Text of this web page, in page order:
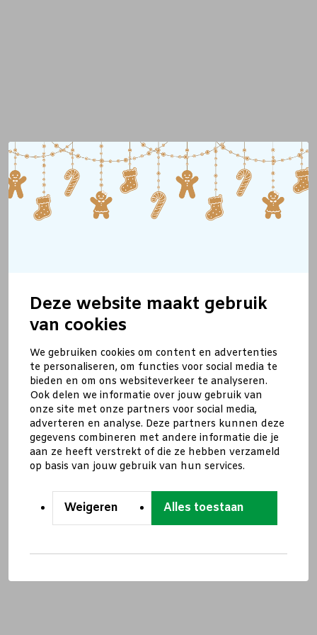
Deze website maakt gebruik
van cookies
We gebruiken cookies om content en advertenties
te personaliseren, om functies voor social media te
bieden en om ons websiteverkeer te analyseren.
Ook delen we informatie over jouw gebruik van
onze site met onze partners voor social media,
adverteren en analyse. Deze partners kunnen deze
gegevens combineren met andere informatie die je
aan ze heeft verstrekt of die ze hebben verzameld
op basis van jouw gebruik van hun services.
Weigeren Alles toestaan